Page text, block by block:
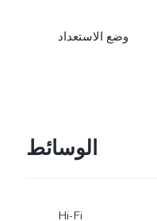
وضع الاستعداد
الوسائط
Hi-Fi